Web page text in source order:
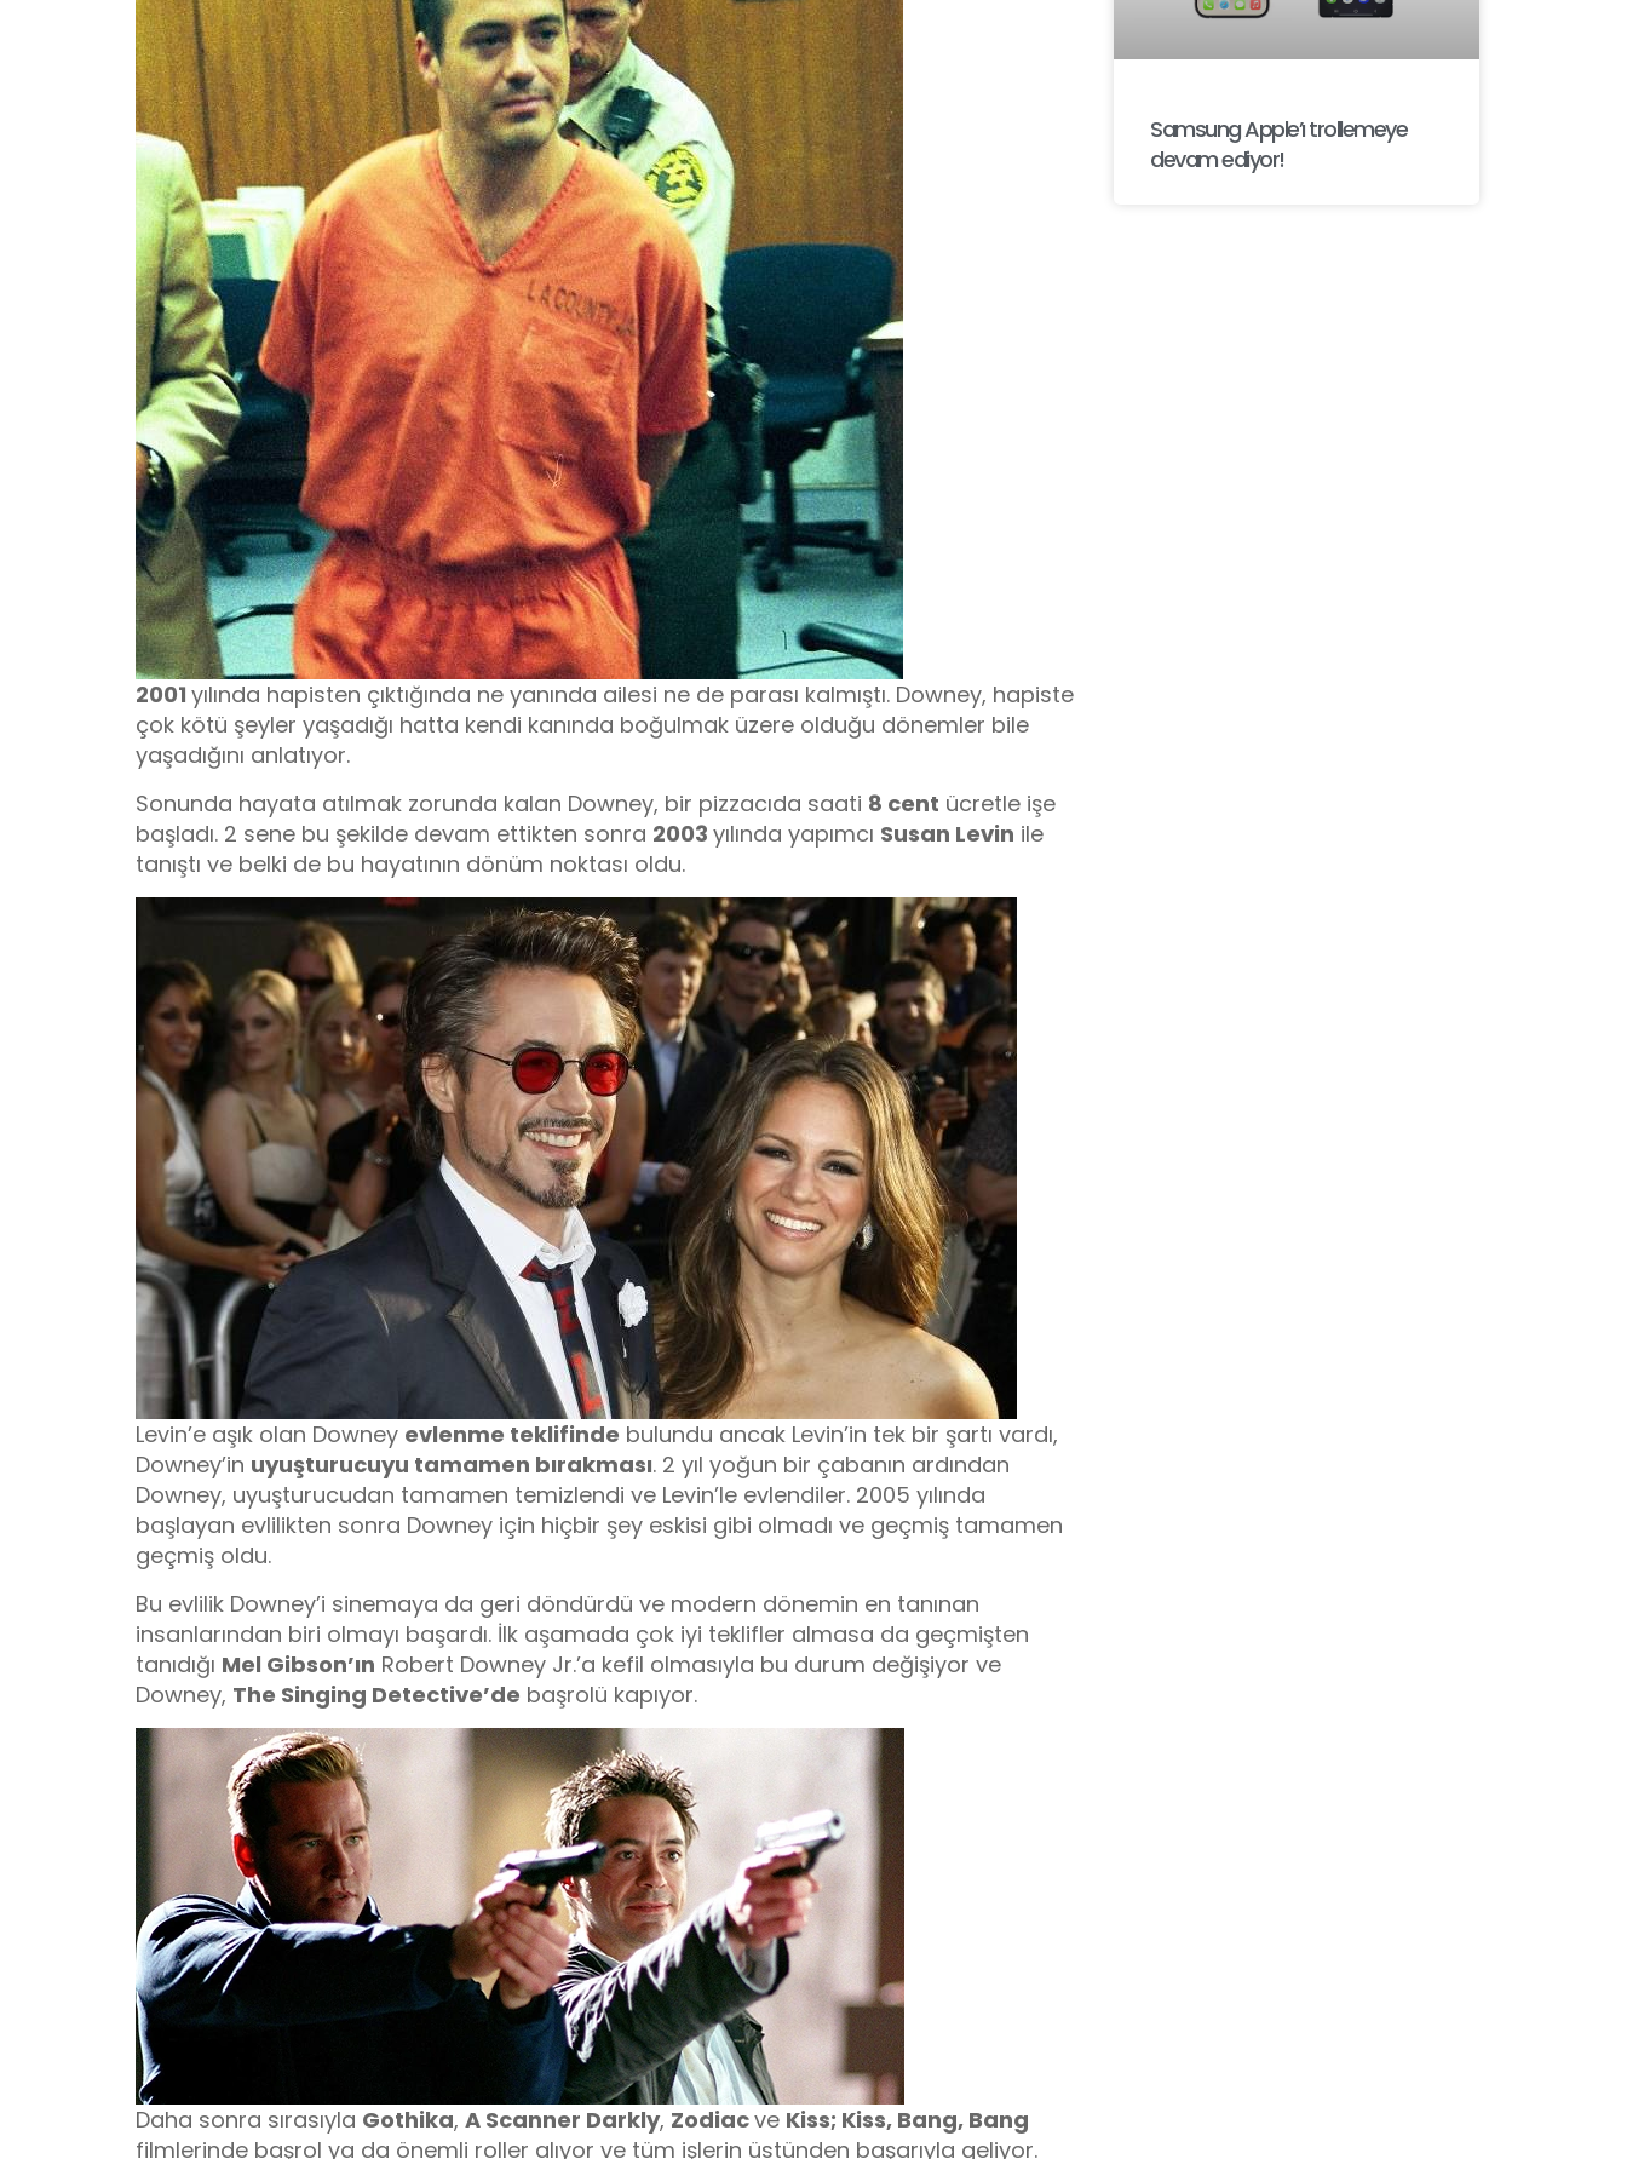
2001 yılında hapisten çıktığında ne yanında ailesi ne de parası kalmıştı. Downey, hapiste
çok kötü şeyler yaşadığı hatta kendi kanında boğulmak üzere olduğu dönemler bile
yaşadığını anlatıyor.
Sonunda hayata atılmak zorunda kalan Downey, bir pizzacıda saati 8 cent ücretle işe
başladı. 2 sene bu şekilde devam ettikten sonra 2003 yılında yapımcı Susan Levin ile
tanıştı ve belki de bu hayatının dönüm noktası oldu.
Levin’e aşık olan Downey evlenme teklifinde bulundu ancak Levin’in tek bir şartı vardı,
Downey’in uyuşturucuyu tamamen bırakması. 2 yıl yoğun bir çabanın ardından
Downey, uyuşturucudan tamamen temizlendi ve Levin’le evlendiler. 2005 yılında
başlayan evlilikten sonra Downey için hiçbir şey eskisi gibi olmadı ve geçmiş tamamen
geçmiş oldu.
Bu evlilik Downey’i sinemaya da geri döndürdü ve modern dönemin en tanınan
insanlarından biri olmayı başardı. İlk aşamada çok iyi teklifler almasa da geçmişten
tanıdığı Mel Gibson’ın Robert Downey Jr.’a kefil olmasıyla bu durum değişiyor ve
Downey, The Singing Detective’de başrolü kapıyor.
Daha sonra sırasıyla Gothika, A Scanner Darkly, Zodiacve Kiss; Kiss, Bang, Bang
filmlerinde başrol ya da önemli roller alıyor ve tüm işlerin üstünden başarıyla geliyor.
Samsung Apple’ı trollemeye
devam ediyor!